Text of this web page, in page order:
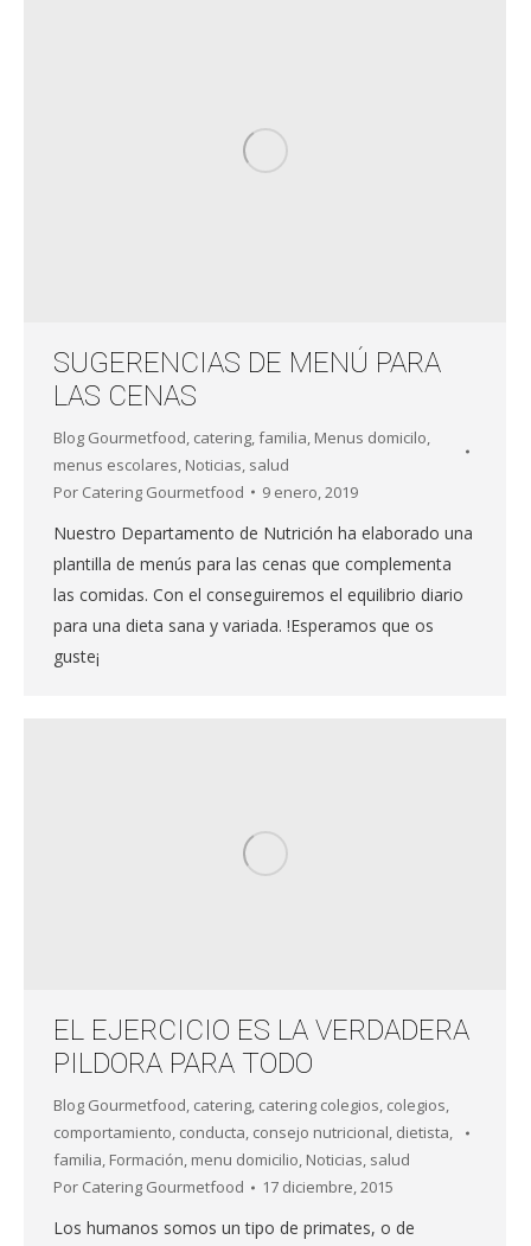
SUGERENCIAS DE MENÚ PARA
LAS CENAS
Blog Gourmetfood, catering,familia, Menus domicilo,
menus escolares, Noticias, salud
Por Catering Gourmetfood 9 enero, 2019
Nuestro Departamento de Nutrición ha elaborado una
plantilla de menús para las cenas que complementa
las comidas. Con el conseguiremos el equilibrio diario
para una dieta sana y variada. !Esperamos que os
guste¡
EL EJERCICIO ES LA VERDADERA
PILDORA PARA TODO
Blog Gourmetfood, catering, catering colegios, colegios,
comportamiento, conducta, consejo nutricional, dietista,
familia, Formación, menu domicilio, Noticias, salud
Por Catering Gourmetfood 17 diciembre, 2015
Los humanos somos un tipo de primates, o de